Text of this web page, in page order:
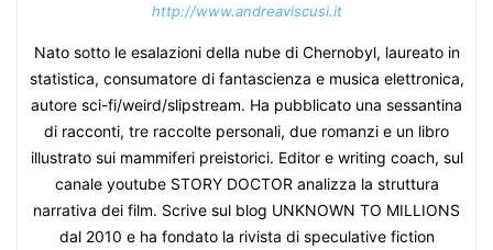
http://www.andreaviscusi.it
Nato sotto le esalazioni della nube di Chernobyl, laureato in
statistica, consumatore di fantascienza e musica elettronica,
autore sci-fi/weird/slipstream. Ha pubblicato una sessantina
di racconti, tre raccolte personali, due romanzi e un libro
illustrato sui mammiferi preistorici. Editor e writing coach, sul
canale youtube STORY DOCTOR analizza la struttura
narrativa dei film. Scrive sul blog UNKNOWN TO MILLIONS
dal 2010 e ha fondato la rivista di speculative fiction